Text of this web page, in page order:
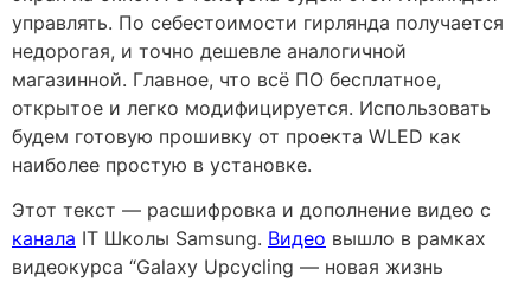
управлять. По себестоимости гирлянда получается
недорогая, и точно дешевле аналогичной
магазинной. Главное, что всё ПО бесплатное,
открытое и легко модифицируется. Использовать
будем готовую прошивку от проекта WLED как
наиболее простую в установке.
Этот текст — расшифровка и дополнение видео с
канала IT Школы Samsung. Видео вышло в рамках
видеокурса “Galaxy Upcycling — новая жизнь